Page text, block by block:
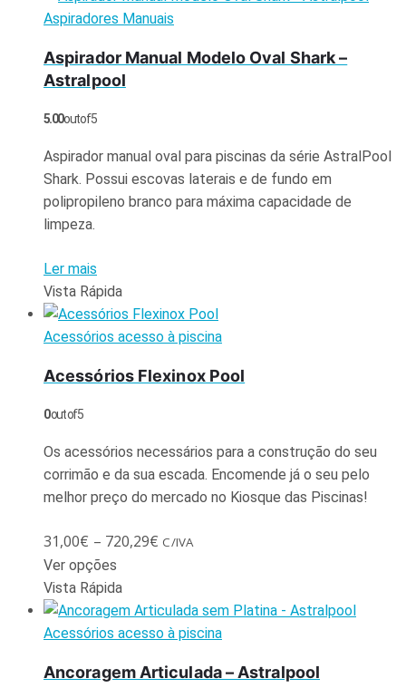
Aspiradores Manuais
Aspirador Manual Modelo Oval Shark –
Astralpool
5.00out of 5
Aspirador manual oval para piscinas da série AstralPool
Shark. Possui escovas laterais e de fundo em
polipropileno branco para máxima capacidade de
limpeza.
Ler mais
Vista Rápida
Acessórios acesso à piscina
Acessórios Flexinox Pool
0out of 5
Os acessórios necessários para a construção do seu
corrimão e da sua escada. Encomende já o seu pelo
melhor preço do mercado no Kiosque das Piscinas!
31,00€ – 720,29€ C/IVA
Ver opções
Vista Rápida
Acessórios acesso à piscina
Ancoragem Articulada – Astralpool